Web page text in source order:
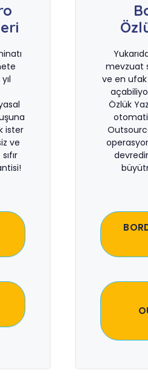
ister
ve
mevzuat
ve en
Özlük